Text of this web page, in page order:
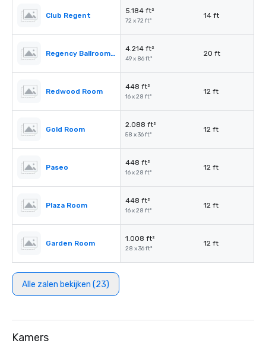
Club Regent
5.184 ft²
72 x 72 ft²
14 ft
Regency Ballroom II
4.214 ft²
49 x 86 ft²
20 ft
Redwood Room
448 ft²
16 x 28 ft²
12 ft
Gold Room
2.088 ft²
58 x 36 ft²
12 ft
Paseo
448 ft²
16 x 28 ft²
12 ft
Plaza Room
448 ft²
16 x 28 ft²
12 ft
Garden Room
1.008 ft²
28 x 36 ft²
12 ft
Alle zalen bekijken (23)
Kamers